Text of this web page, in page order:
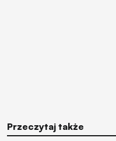
Przeczytaj także